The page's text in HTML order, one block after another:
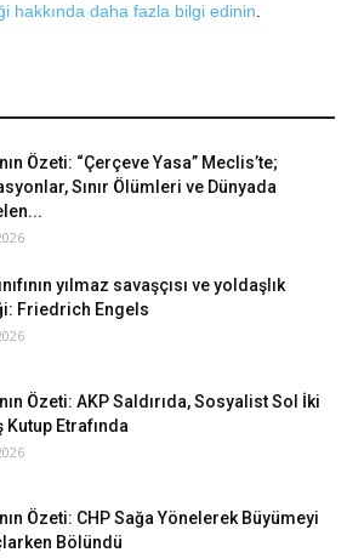
hakkında daha fazla bilgi edinin
Özeti: “Çerçeve Yasa” Meclis’te;
Sınır Ölümleri ve Dünyada
yılmaz savaşçısı ve yoldaşlık
Friedrich Engels
Özeti: AKP Saldırıda, Sosyalist Sol İki
Kutup Etrafında
Özeti: CHP Sağa Yönelerek Büyümeyi
Bölündü